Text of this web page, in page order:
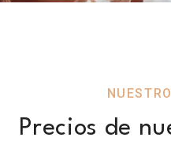
Precios de